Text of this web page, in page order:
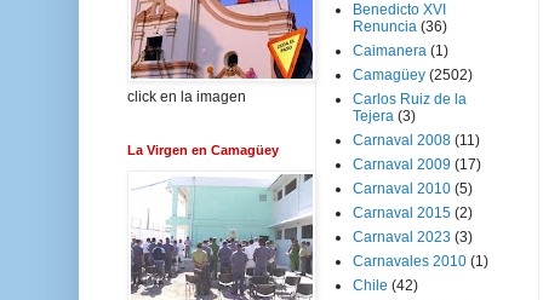
click en la imagen
La Virgen en Camagüey
Benedicto XVI
Renuncia (36)
Caimanera (1)
Camagüey (2502)
Carlos Ruiz de la
Tejera (3)
Carnaval 2008 (11)
Carnaval 2009 (17)
Carnaval 2010 (5)
Carnaval 2015 (2)
Carnaval 2023 (3)
Carnavales 2010 (1)
Chile (42)